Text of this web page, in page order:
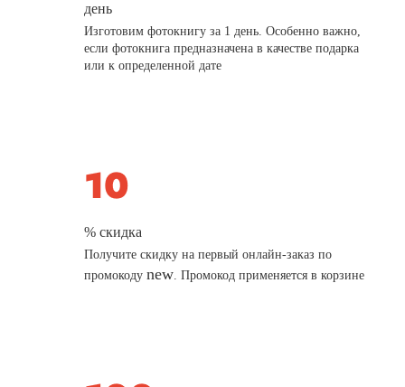
день
Изготовим фотокнигу за 1 день. Особенно важно,
если фотокнига предназначена в качестве подарка
или к определенной дате
% скидка
Получите скидку на первый онлайн-заказ по
промокодуnew. Промокод применяется в корзине